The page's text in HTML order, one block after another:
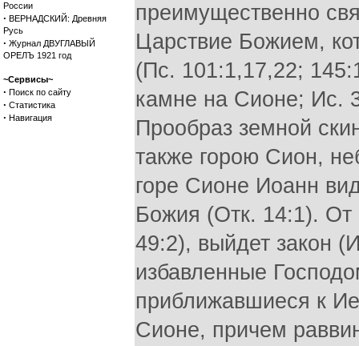
России
· ВЕРНАДСКИЙ: Древняя
Русь
· Журнал ДВУГЛАВЫЙ
ОРЕЛЪ 1921 год
~Сервисы~
· Поиск по сайту
· Статистика
· Навигация
преимущественно
Царствие Божием,
(Пс. 101:1,17,22;
камне на Сионе; Ис.
Прообраз земной
также горою Сион,
горе Сионе Иоанн
Божия (Отк. 14:1). От
49:2), выйдет закон
избавленные
приближавшиеся к
Сионе, причем